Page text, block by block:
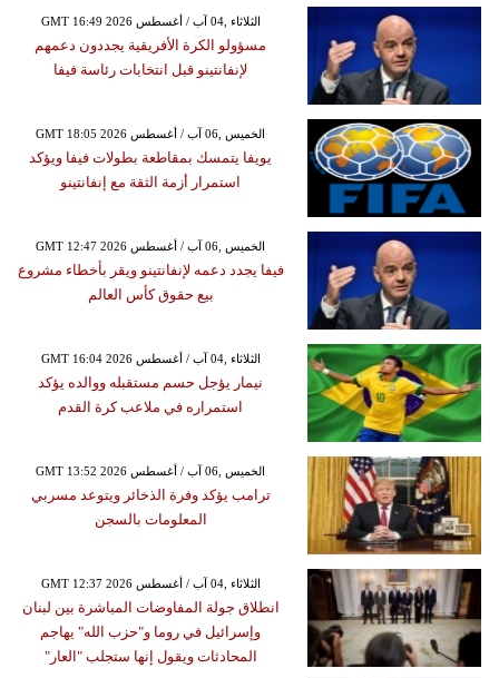
GMT 16:49 2026 الثلاثاء ,04 آب / أغسطس
مسؤولو الكرة الأفريقية يجددون دعمهم
لإنفانتينو قبل انتخابات رئاسة فيفا
GMT 18:05 2026 الخميس ,06 آب / أغسطس
يويفا يتمسك بمقاطعة بطولات فيفا ويؤكد
استمرار أزمة الثقة مع إنفانتينو
GMT 12:47 2026 الخميس ,06 آب / أغسطس
فيفا يجدد دعمه لإنفانتينو ويقر بأخطاء مشروع
بيع حقوق كأس العالم
GMT 16:04 2026 الثلاثاء ,04 آب / أغسطس
نيمار يؤجل حسم مستقبله ووالده يؤكد
استمراره في ملاعب كرة القدم
GMT 13:52 2026 الخميس ,06 آب / أغسطس
ترامب يؤكد وفرة الذخائر ويتوعد مسربي
المعلومات بالسجن
GMT 12:37 2026 الثلاثاء ,04 آب / أغسطس
انطلاق جولة المفاوضات المباشرة بين لبنان
وإسرائيل في روما و"حزب الله" يهاجم
المحادثات ويقول إنها ستجلب "العار"